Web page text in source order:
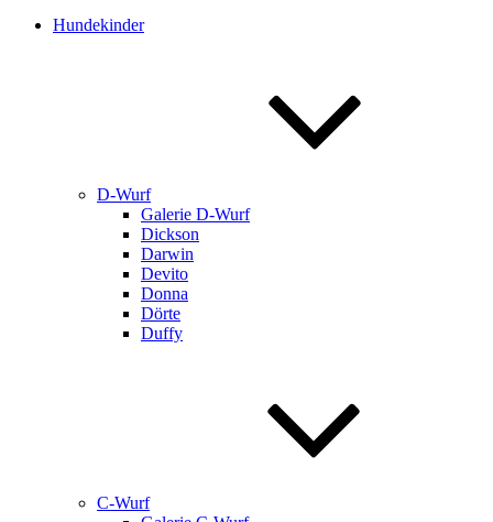
Hundekinder
D-Wurf
Galerie D-Wurf
Dickson
Darwin
Devito
Donna
Dörte
Duffy
C-Wurf